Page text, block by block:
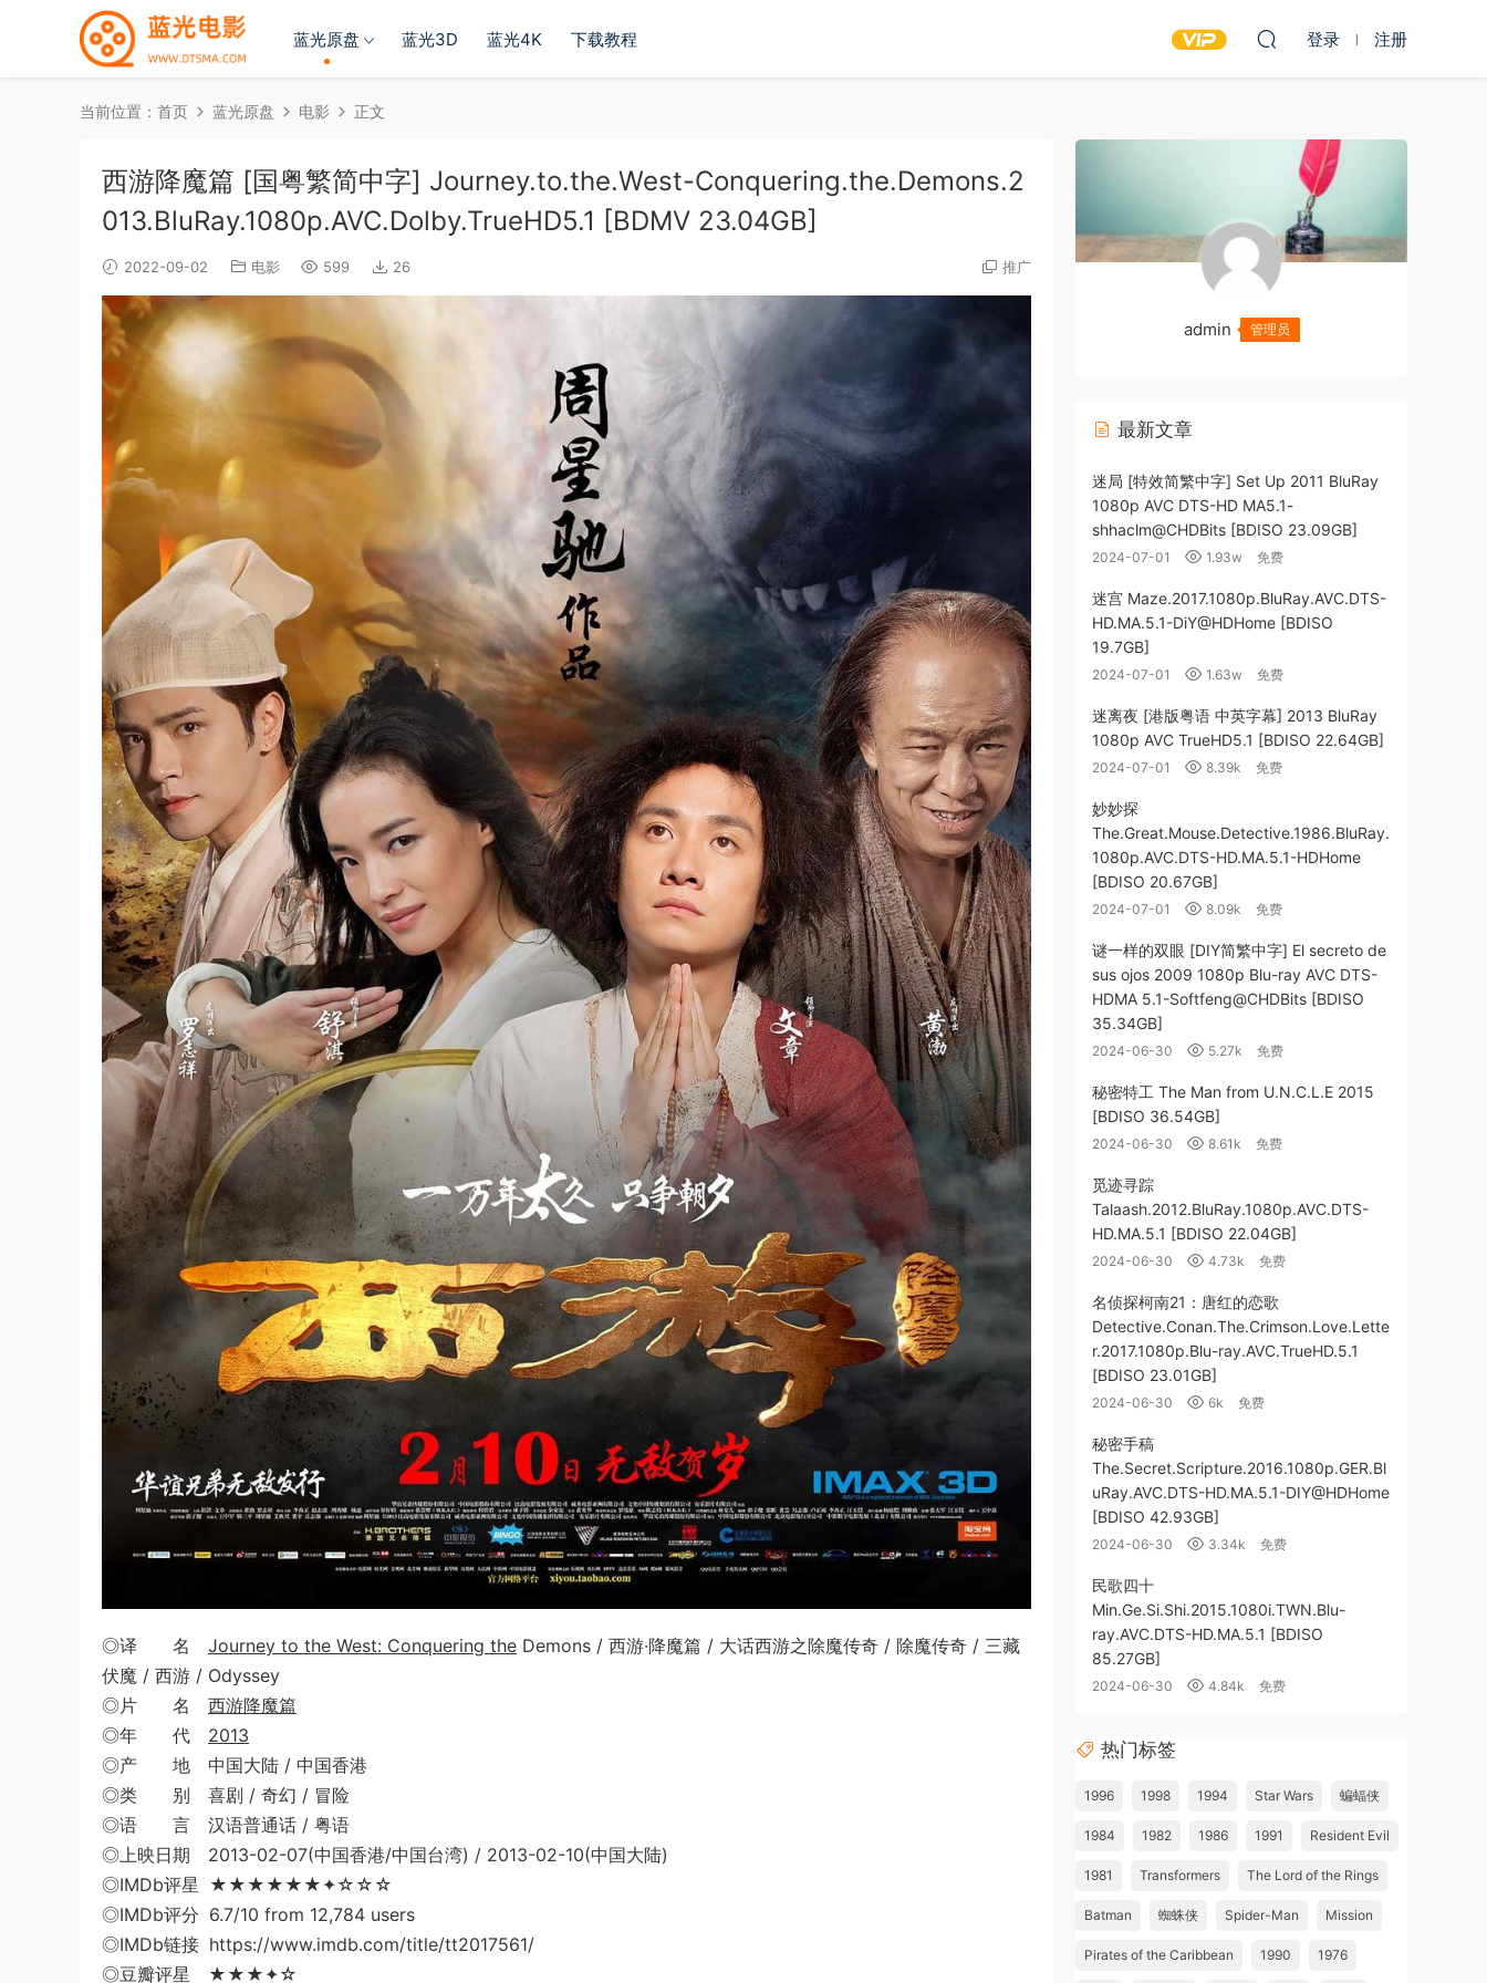
蓝光原盘 蓝光3D 蓝光4K 下载教程 登录 注册
当前位置： 首页 蓝光原盘 电影 正文
西游降魔篇 [国粤繁简中字] Journey.to.the.West-Conquering.the.Demons.2
013.BluRay.1080p.AVC.Dolby.TrueHD5.1 [BDMV 23.04GB]
2022-09-02 电影 599 26 推广
◎译 名 Journey to the West: Conquering the Demons / 西游·降魔篇 / 大话西游之除魔传奇 / 除魔传奇 / 三藏
伏魔 / 西游 / Odyssey
◎片 名 西游降魔篇
◎年 代 2013
◎产 地 中国大陆 / 中国香港
◎类 别 喜剧 / 奇幻 / 冒险
◎语 言 汉语普通话 / 粤语
◎上映日期 2013-02-07(中国香港/中国台湾) / 2013-02-10(中国大陆)
◎IMDb评星 ★★★★★★✦☆☆☆
◎IMDb评分 6.7/10 from 12,784 users
◎IMDb链接 https://www.imdb.com/title/tt2017561/
◎豆瓣评星 ★★★✦☆
admin 管理员
最新文章
迷局 [特效简繁中字] Set Up 2011 BluRay
1080p AVC DTS-HD MA5.1-
shhaclm@CHDBits [BDISO 23.09GB]
2024-07-01 1.93w 免费
迷宫 Maze.2017.1080p.BluRay.AVC.DTS-
HD.MA.5.1-DiY@HDHome [BDISO
19.7GB]
2024-07-01 1.63w 免费
迷离夜 [港版粤语 中英字幕] 2013 BluRay
1080p AVC TrueHD5.1 [BDISO 22.64GB]
2024-07-01 8.39k 免费
妙妙探
The.Great.Mouse.Detective.1986.BluRay.
1080p.AVC.DTS-HD.MA.5.1-HDHome
[BDISO 20.67GB]
2024-07-01 8.09k 免费
谜一样的双眼 [DIY简繁中字] El secreto de
sus ojos 2009 1080p Blu-ray AVC DTS-
HDMA 5.1-Softfeng@CHDBits [BDISO
35.34GB]
2024-06-30 5.27k 免费
秘密特工 The Man from U.N.C.L.E 2015
[BDISO 36.54GB]
2024-06-30 8.61k 免费
觅迹寻踪
Talaash.2012.BluRay.1080p.AVC.DTS-
HD.MA.5.1 [BDISO 22.04GB]
2024-06-30 4.73k 免费
名侦探柯南21：唐红的恋歌
Detective.Conan.The.Crimson.Love.Lette
r.2017.1080p.Blu-ray.AVC.TrueHD.5.1
[BDISO 23.01GB]
2024-06-30 6k 免费
秘密手稿
The.Secret.Scripture.2016.1080p.GER.Bl
uRay.AVC.DTS-HD.MA.5.1-DIY@HDHome
[BDISO 42.93GB]
2024-06-30 3.34k 免费
民歌四十
Min.Ge.Si.Shi.2015.1080i.TWN.Blu-
ray.AVC.DTS-HD.MA.5.1 [BDISO
85.27GB]
2024-06-30 4.84k 免费
热门标签
1996 1998 1994 Star Wars 蝙蝠侠
1984 1982 1986 1991 Resident Evil
1981 Transformers The Lord of the Rings
Batman 蜘蛛侠 Spider-Man Mission
Pirates of the Caribbean 1990 1976